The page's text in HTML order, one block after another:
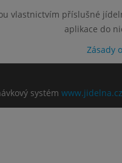
vlastnictvím příslušné
aplikace do
Zásady
systém www.jidelna.cz